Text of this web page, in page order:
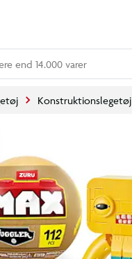
end 14.000 varer
Konstruktionslegetøj